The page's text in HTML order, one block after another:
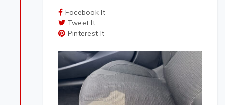
Facebook It
Tweet It
Pinterest It